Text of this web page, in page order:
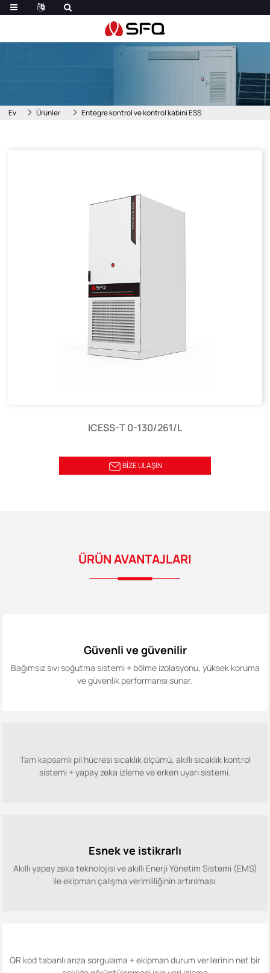
Ev Ürünler Entegre kontrol ve kontrol kabini ESS
ICESS-T 0-130/261/L
BİZE ULAŞIN
ÜRÜN AVANTAJLARI
Güvenli ve güvenilir
Bağımsız sıvı soğutma sistemi + bölme izolasyonu, yüksek koruma
ve güvenlik performansı sunar.
Tam kapsamlı pil hücresi sıcaklık ölçümü, akıllı sıcaklık kontrol
sistemi + yapay zeka izleme ve erken uyarı sistemi.
Esnek ve istikrarlı
Akıllı yapay zeka teknolojisi ve akıllı Enerji Yönetim Sistemi (EMS)
ile ekipman çalışma verimliliğinin artırılması.
QR kod tabanlı arıza sorgulama + ekipman durum verilerinin net bir